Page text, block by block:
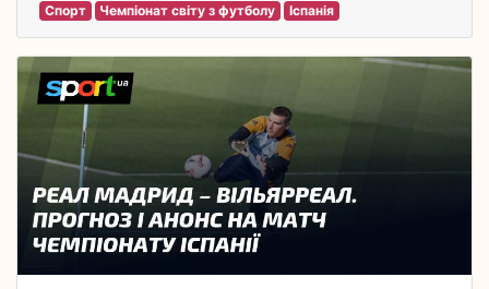
Спорт Чемпіонат світу з футболу Іспанія